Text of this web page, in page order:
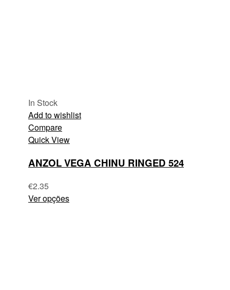
In Stock
Add to wishlist
Compare
Quick View
ANZOL VEGA CHINU RINGED 524
€2.35
Ver opções